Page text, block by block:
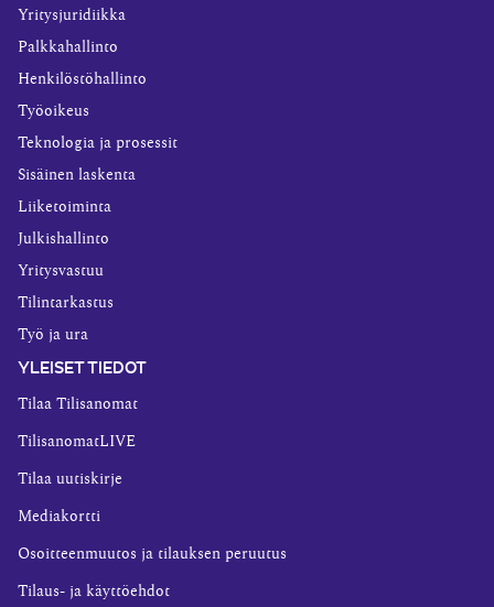
Yritysjuridiikka
Palkkahallinto
Henkilöstöhallinto
Työoikeus
Teknologia ja prosessit
Sisäinen laskenta
Liiketoiminta
Julkishallinto
Yritysvastuu
Tilintarkastus
Työ ja ura
YLEISET TIEDOT
Tilaa Tilisanomat
TilisanomatLIVE
Tilaa uutiskirje
Mediakortti
Osoitteenmuutos ja tilauksen peruutus
Tilaus- ja käyttöehdot